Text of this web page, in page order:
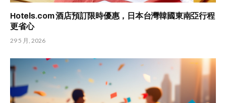
Hotels.com 酒店預訂限時優惠，日本台灣韓國東南亞行程
更省心
29 5 月, 2026